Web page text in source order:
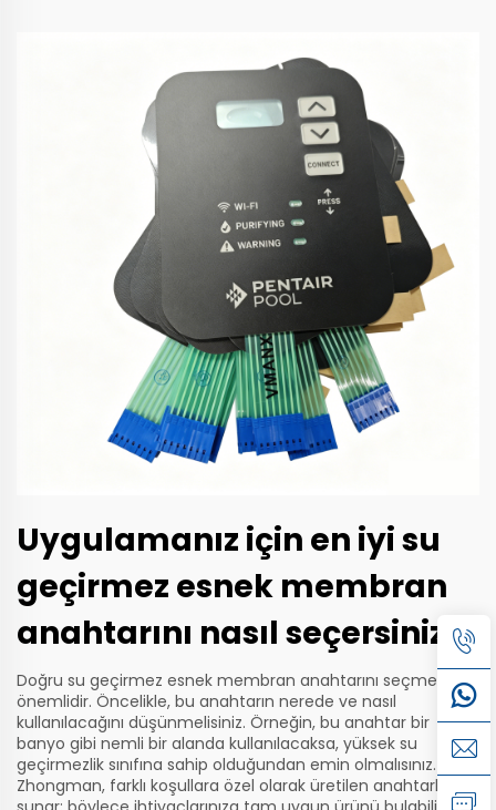
Uygulamanız için en iyi su
geçirmez esnek membran
anahtarını nasıl seçersiniz
Doğru su geçirmez esnek membran anahtarını seçmek çok
önemlidir. Öncelikle, bu anahtarın nerede ve nasıl
kullanılacağını düşünmelisiniz. Örneğin, bu anahtar bir
banyo gibi nemli bir alanda kullanılacaksa, yüksek su
geçirmezlik sınıfına sahip olduğundan emin olmalısınız.
Zhongman, farklı koşullara özel olarak üretilen anahtarlar